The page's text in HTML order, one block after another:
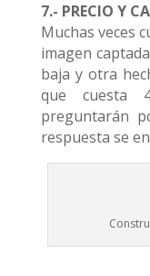
7.- PRECIO Y
Muchas veces
imagen
baja y otra
que cuesta
preguntarán
respuesta se